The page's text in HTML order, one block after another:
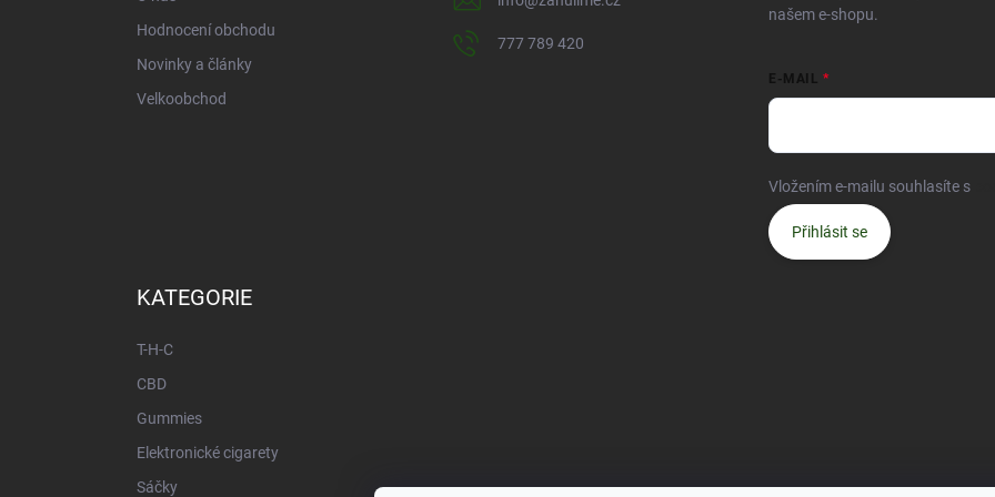
Hodnocení obchodu
Novinky a články
Velkoobchod
777 789 420
našem e-shopu.
E-MAIL
Vložením e-mailu souhlasíte s
Přihlásit se
KATEGORIE
T-H-C
CBD
Gummies
Elektronické cigarety
Sáčky